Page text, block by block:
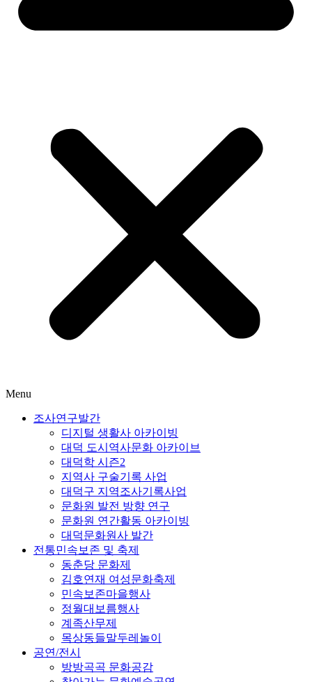
Menu
조사연구발간
디지털 생활사 아카이빙
대덕 도시역사문화 아카이브
대덕학 시즌2
지역사 구술기록 사업
대덕구 지역조사기록사업
문화원 발전 방향 연구
문화원 연간활동 아카이빙
대덕문화원사 발간
전통민속보존 및 축제
동춘당 문화제
김호연재 여성문화축제
민속보존마을행사
정월대보름행사
계족산무제
목상동들말두레놀이
공연/전시
방방곡곡 문화공감